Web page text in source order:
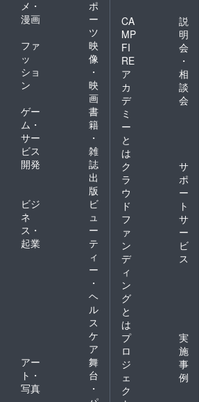
メ・
漫画
ポ
ー
ツ
ファ
ッ
ショ
ン
映
像
・
映
画
ゲー
ム・
サー
ビス
開発
書
籍
・
雑
誌
出
版
ビジ
ネ
ス・
起業
ビ
ュ
ー
テ
ィ
ー
・
ヘ
ル
ス
ケ
ア
アー
ト・
写真
舞
台
・
CA
MP
FI
RE
ア
カ
デ
ミ
ー
と
は
説
明
会
・
相
談
会
ク
ラ
ウ
ド
フ
ァ
ン
デ
ィ
ン
グ
と
は
サ
ポ
ー
ト
サ
ー
ビ
ス
プ
ロ
ジ
ェ
ク
実
施
事
例